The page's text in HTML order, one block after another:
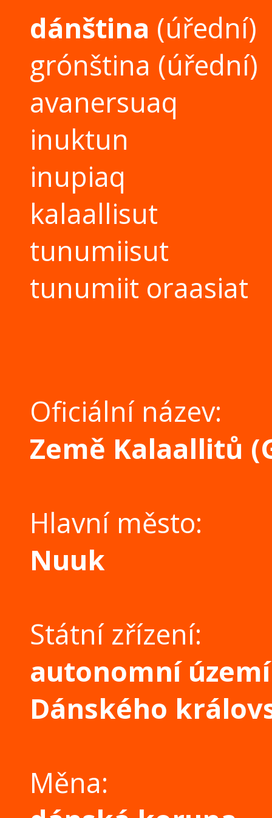
dánština (úřední)
grónština (úřední)
avanersuaq
inuktun
inupiaq
kalaallisut
tunumiisut
tunumiit oraasiat
Oficiální název:
Země Kalaallitů
Hlavní město:
Nuuk
Státní zřízení:
autonomní území
Dánského
Měna: